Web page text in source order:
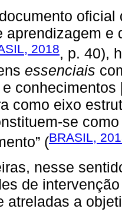
oficial
aprendizagem e
2018, p. 40),
essenciais
como eixo
se
(BRASIL,
nesse
de
atreladas a